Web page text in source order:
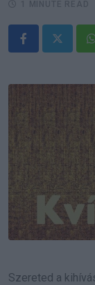
Szereted a